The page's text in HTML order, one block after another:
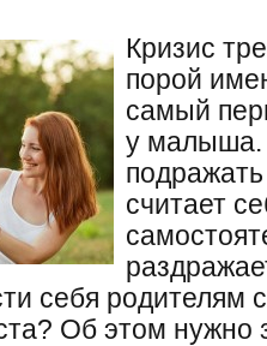
Кризис
порой
самый
у малыша.
считает
себя родителям
Об этом нужно